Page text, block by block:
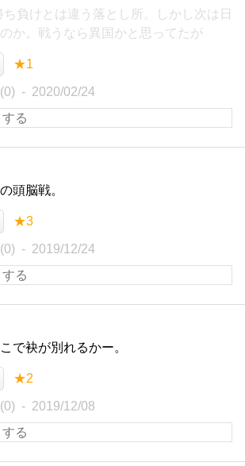
ち負けとは違う落とし所。しかし次は日
か。戦うなら異国かと思ってたが
★1
2020/02/24
頭脳戦。
★3
2019/12/24
で袂が別れるかー。
★2
2019/12/08